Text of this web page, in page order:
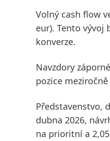
Volný cash flow
eur). Tento vývoj
konverze.
Navzdory
pozice
Představenstvo,
dubna 2026,
na prioritní a